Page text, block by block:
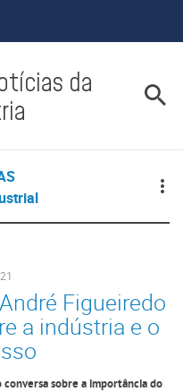
da
Figueiredo
a indústria e o
sobre a importância do